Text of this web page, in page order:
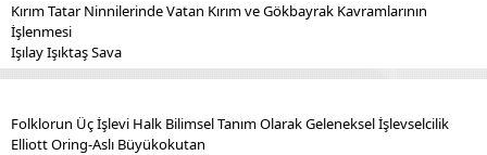
Kırım Tatar Ninnilerinde Vatan Kırım ve Gökbayrak Kavramlarının
İşlenmesi
Işılay Işıktaş Sava
Folklorun Üç İşlevi Halk Bilimsel Tanım Olarak Geleneksel İşlevselcilik
Elliott Oring-Aslı Büyükokutan